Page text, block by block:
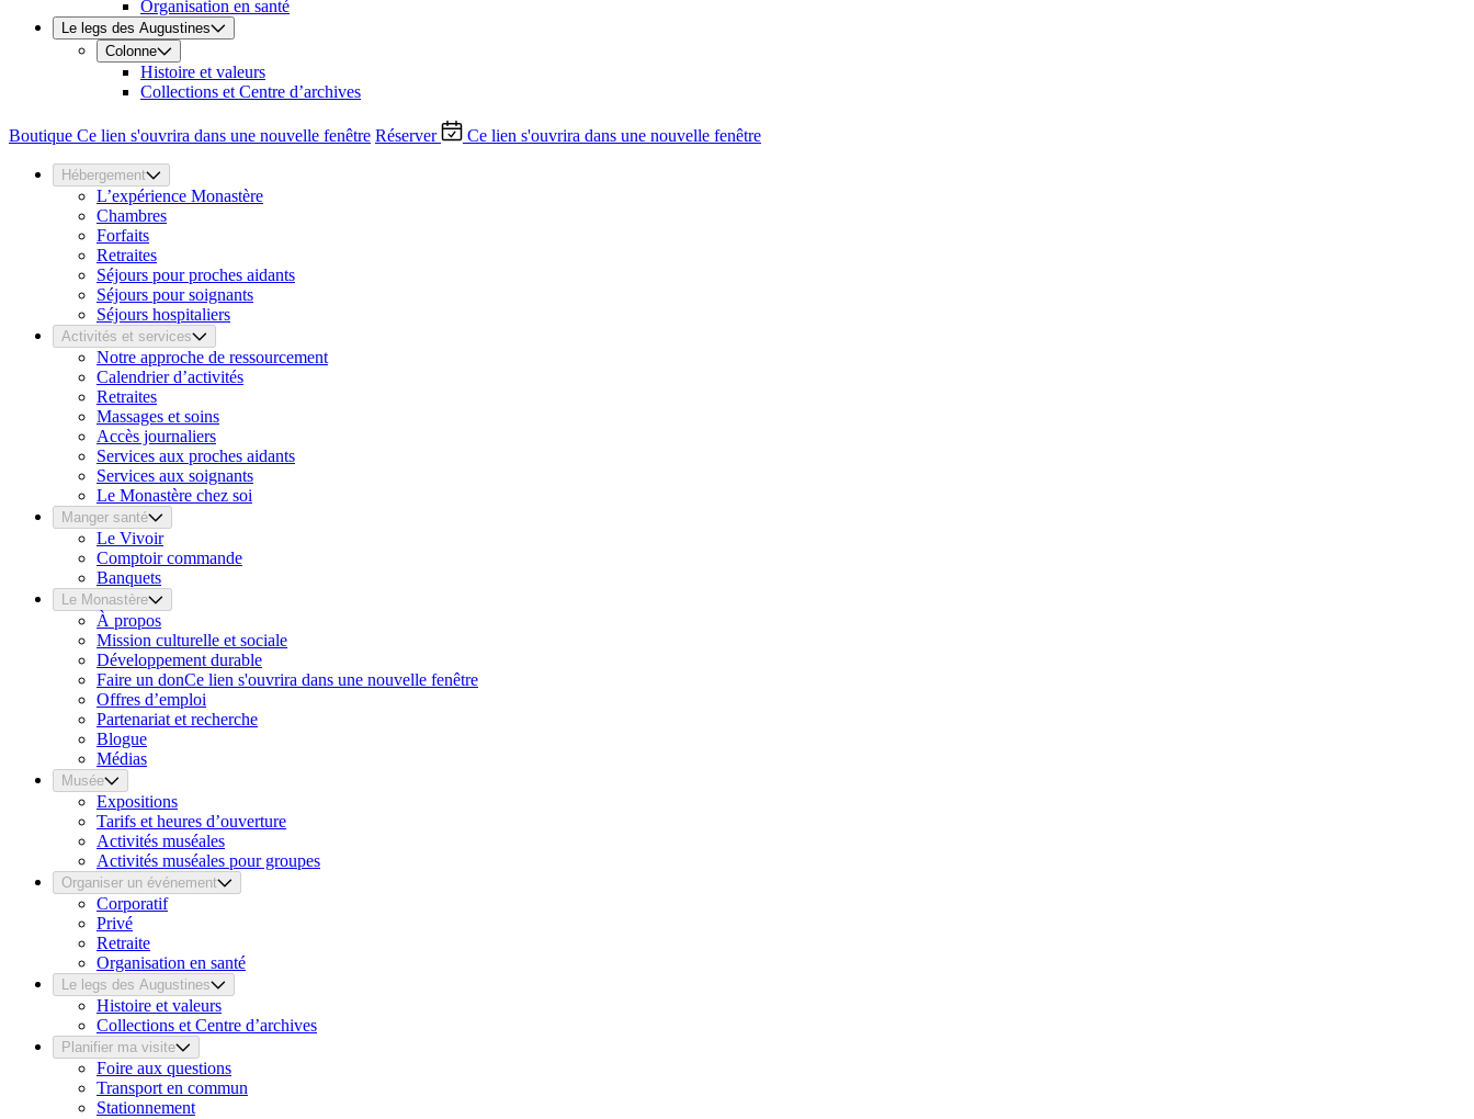
Organisation en santé
Le legs des Augustines
Colonne
Histoire et valeurs
Collections et Centre d’archives
Boutique Ce lien s'ouvrira dans une nouvelle fenêtre Réserver Ce lien s'ouvrira dans une nouvelle fenêtre
Hébergement
L’expérience Monastère
Chambres
Forfaits
Retraites
Séjours pour proches aidants
Séjours pour soignants
Séjours hospitaliers
Activités et services
Notre approche de ressourcement
Calendrier d’activités
Retraites
Massages et soins
Accès journaliers
Services aux proches aidants
Services aux soignants
Le Monastère chez soi
Manger santé
Le Vivoir
Comptoir commande
Banquets
Le Monastère
À propos
Mission culturelle et sociale
Développement durable
Faire un donCe lien s'ouvrira dans une nouvelle fenêtre
Offres d’emploi
Partenariat et recherche
Blogue
Médias
Musée
Expositions
Tarifs et heures d’ouverture
Activités muséales
Activités muséales pour groupes
Organiser un événement
Corporatif
Privé
Retraite
Organisation en santé
Le legs des Augustines
Histoire et valeurs
Collections et Centre d’archives
Planifier ma visite
Foire aux questions
Transport en commun
Stationnement